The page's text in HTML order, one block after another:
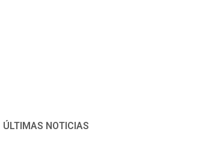
ÚLTIMAS NOTICIAS